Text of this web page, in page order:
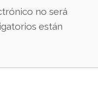
no será
están